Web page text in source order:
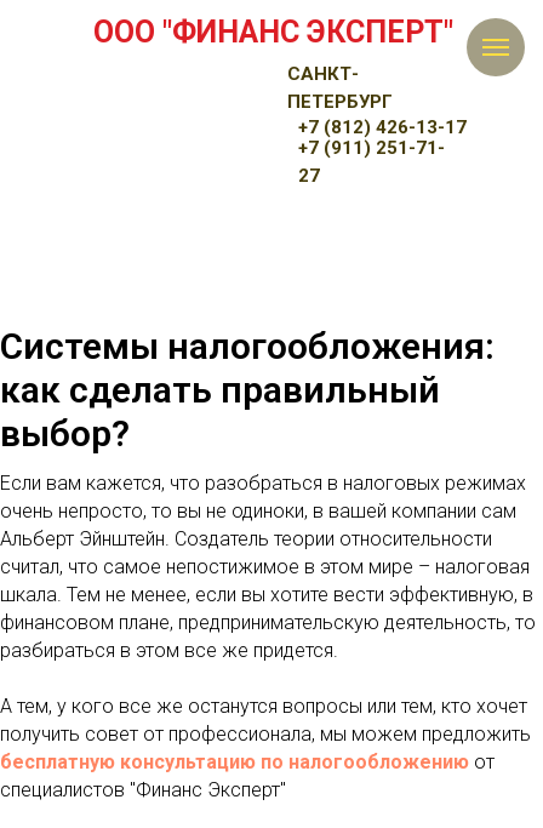
ООО "ФИНАНС ЭКСПЕРТ"
САНКТ-
ПЕТЕРБУРГ
+7 (911) 251-71-
27
+7 (812) 426-13-17
Системы налогообложения:
как сделать правильный
выбор?
Если вам кажется, что разобраться в налоговых режимах
очень непросто, то вы не одиноки, в вашей компании сам
Альберт Эйнштейн. Создатель теории относительности
считал, что самое непостижимое в этом мире – налоговая
шкала. Тем не менее, если вы хотите вести эффективную, в
финансовом плане, предпринимательскую деятельность, то
разбираться в этом все же придется.
А тем, у кого все же останутся вопросы или тем, кто хочет
получить совет от профессионала, мы можем предложить
бесплатную консультацию по налогообложению от
специалистов "Финанс Эксперт"